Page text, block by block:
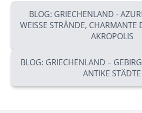
BLOG: GRIECHENLAND -
WEISSE STRÄNDE, CHARMANTE
AKROPOLIS
BLOG: GRIECHENLAND –
ANTIKE STÄDTE